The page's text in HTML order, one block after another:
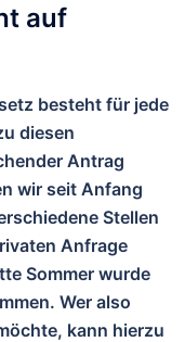
auf
besteht für jede
diesen
Antrag
wir seit Anfang
Stellen
Anfrage
Sommer wurde
Wer also
kann hierzu